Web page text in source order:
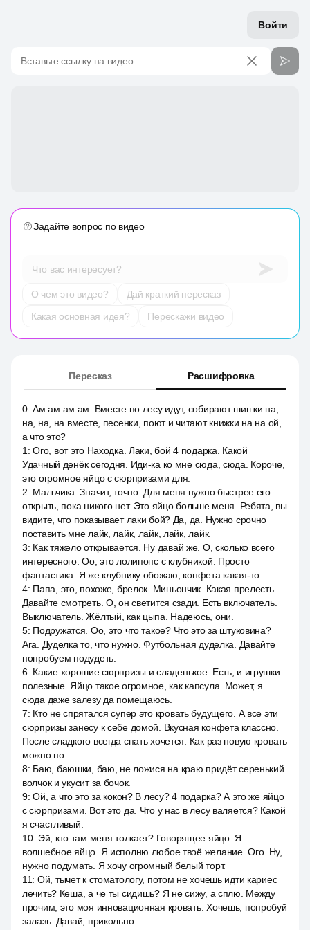
Войти
Вставьте ссылку на видео
Задайте вопрос по видео
Что вас интересует?
О чем это видео?
Дай краткий пересказ
Какая основная идея?
Перескажи видео
Пересказ Расшифровка
0:Ам ам ам ам. Вместе по лесу идут, собирают шишки на,
на, на, на вместе, песенки, поют и читают книжки на на ой,
а что это?
1 :Ого, вот это Находка. Лаки, бой 4 подарка. Какой
Удачный денёк сегодня. Иди-ка ко мне сюда, сюда. Короче,
это огромное яйцо с сюрпризами для.
2: Мальчика. Значит, точно. Для меня нужно быстрее его
открыть, пока никого нет. Это яйцо больше меня. Ребята, вы
видите, что показывает лаки бой? Да, да. Нужно срочно
поставить мне лайк, лайк, лайк, лайк, лайк.
3: Как тяжело открывается. Ну давай же. О, сколько всего
интересного. Оо, это лолипопс с клубникой. Просто
фантастика. Я же клубнику обожаю, конфета какая-то.
4: Папа, это, похоже, брелок. Миньончик. Какая прелесть.
Давайте смотреть. О, он светится сзади. Есть включатель.
Выключатель. Жёлтый, как цыпа. Надеюсь, они.
5: Подружатся. Оо, это что такое? Что это за штуковина?
Ага. Дуделка то, что нужно. Футбольная дуделка. Давайте
попробуем подудеть.
6: Какие хорошие сюрпризы и сладенькое. Есть, и игрушки
полезные. Яйцо такое огромное, как капсула. Может, я
сюда даже залезу да помещаюсь.
7: Кто не спрятался супер это кровать будущего. А все эти
сюрпризы занесу к себе домой. Вкусная конфета классно.
После сладкого всегда спать хочется. Как раз новую кровать
можно по
8: Баю, баюшки, баю, не ложися на краю придёт серенький
волчок и укусит за бочок.
9:Ой, а что это за кокон? В лесу? 4 подарка? А это же яйцо
с сюрпризами. Вот это да. Что у нас в лесу валяется? Какой
я счастливый.
10: Эй, кто там меня толкает? Говорящее яйцо. Я
волшебное яйцо. Я исполню любое твоё желание. Ого. Ну,
нужно подумать. Я хочу огромный белый торт.
11: Ой, тычет к стоматологу, потом не хочешь идти кариес
лечить? Кеша, а че ты сидишь? Я не сижу, а сплю. Между
прочим, это моя инновационная кровать. Хочешь, попробуй
залазь. Давай, прикольно.